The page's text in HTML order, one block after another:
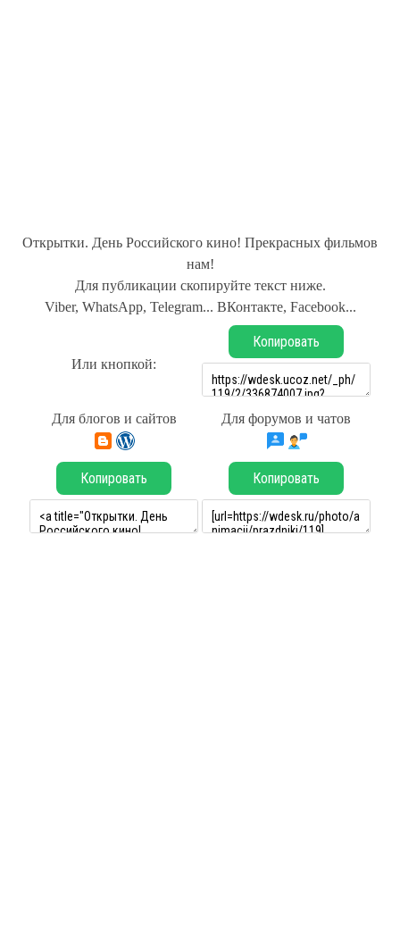
Открытки. День Российского кино! Прекрасных фильмов
нам!
Для публикации скопируйте текст ниже.
Viber, WhatsApp, Telegram... ВКонтакте, Facebook...
Или кнопкой:
Копировать
Для блогов и сайтов Для форумов и чатов
Копировать Копировать